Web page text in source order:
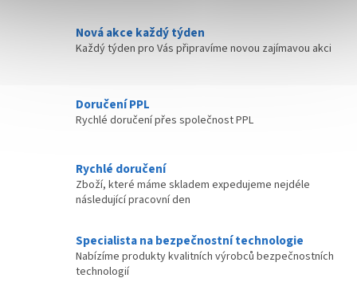
p
r
ý
u
Nová akce každý týden
Každý týden pro Vás připravíme novou zajímavou akci
Doručení PPL
Rychlé doručení přes společnost PPL
Rychlé doručení
Zboží, které máme skladem expedujeme nejdéle
následující pracovní den
Specialista na bezpečnostní technologie
Nabízíme produkty kvalitních výrobců bezpečnostních
technologií